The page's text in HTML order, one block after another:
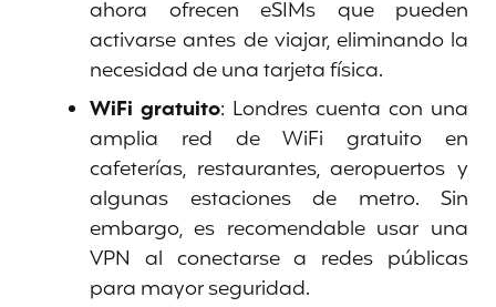
ahora ofrecen eSIMs que pueden
activarse antes de viajar, eliminando la
necesidad de una tarjeta física.
WiFi gratuito: Londres cuenta con una
amplia red de WiFi gratuito en
cafeterías, restaurantes, aeropuertos y
algunas estaciones de metro. Sin
embargo, es recomendable usar una
VPN al conectarse a redes públicas
para mayor seguridad.